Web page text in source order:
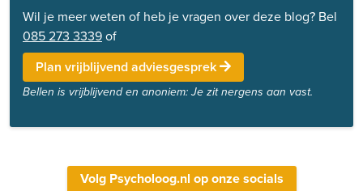
Wil je meer weten of heb je vragen over deze blog? Bel
085 273 3339of
Plan vrijblijvend adviesgesprek
Bellen is vrijblijvend en anoniem: Je zit nergens aan vast.
Volg Psycholoog.nl op onze socials